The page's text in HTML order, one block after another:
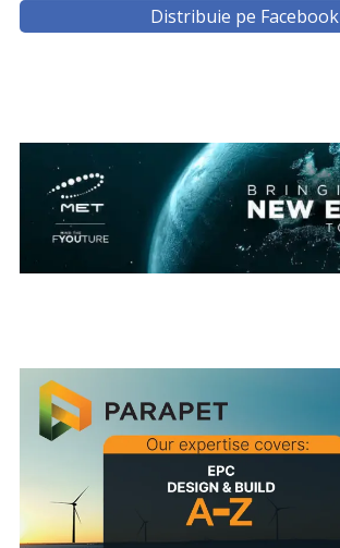
Distribuie pe Facebook